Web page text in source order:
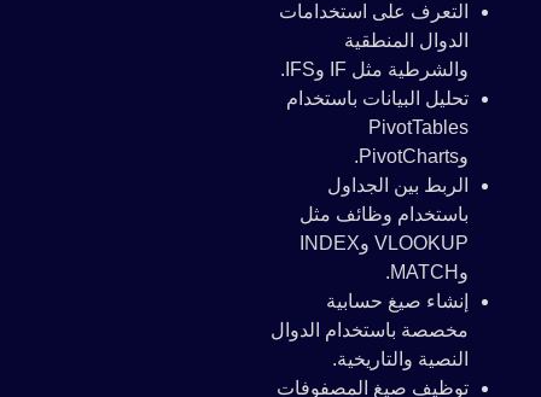
التعرف على استخدامات
الدوال المنطقية
والشرطية مثل IF وIFS.
تحليل البيانات باستخدام
PivotTables
وPivotCharts.
الربط بين الجداول
باستخدام وظائف مثل
VLOOKUP وINDEX
وMATCH.
إنشاء صيغ حسابية
مخصصة باستخدام الدوال
النصية والتاريخية.
توظيف صيغ المصفوفات